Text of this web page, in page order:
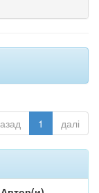
1 далі